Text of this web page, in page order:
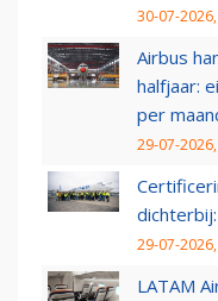
30-07-
Airbus
halfjaar:
per
29-07-
29-07-
LATAM